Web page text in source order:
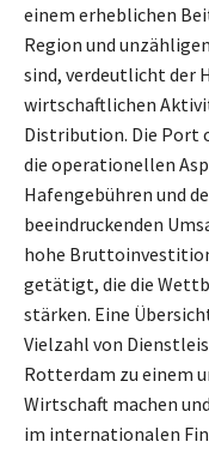
einem erheblichen
Region und
sind, verdeutlicht der
wirtschaftlichen
Distribution. Die Port
die operationellen
Hafengebühren und
beeindruckenden
hohe
getätigt, die die
stärken. Eine
Vielzahl von
Rotterdam zu einem
Wirtschaft machen
im internationalen